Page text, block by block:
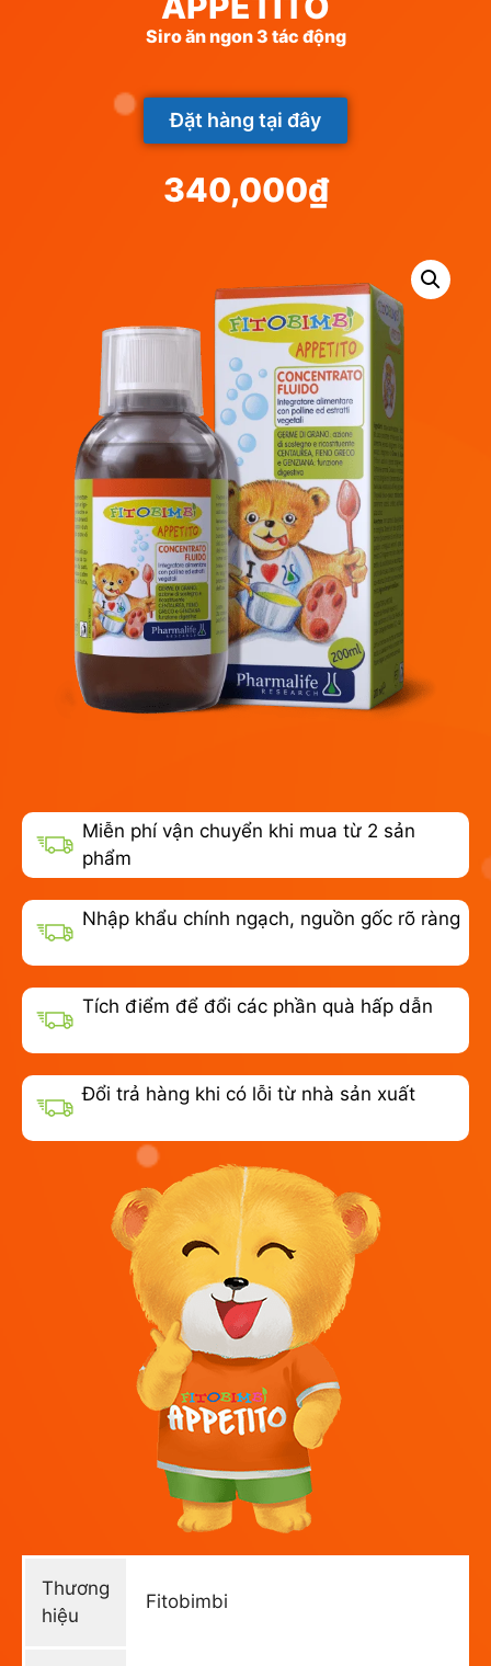
Siro ăn ngon 3 tác động
Đặt hàng tại đây
340,000₫
Miễn phí vận chuyển khi mua từ 2 sản
phẩm
Nhập khẩu chính ngạch, nguồn gốc rõ ràng
Tích điểm để đổi các phần quà hấp dẫn
Đổi trả hàng khi có lỗi từ nhà sản xuất
Thương
hiệu
Fitobimbi